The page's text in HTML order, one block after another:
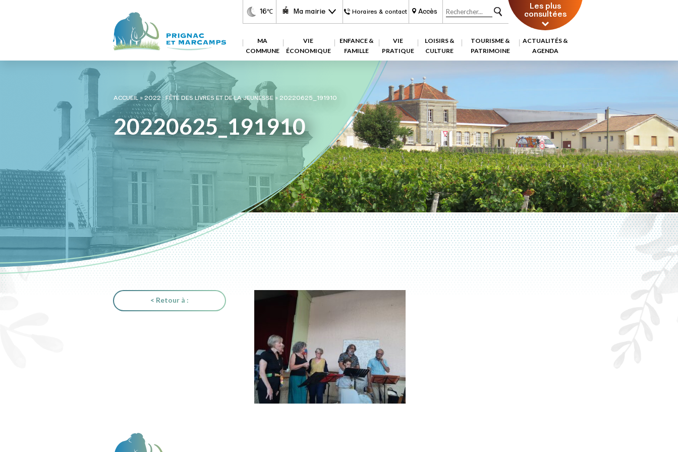
16℃ Ma mairie Horaires & contact Accès Les plus
consultées
MA
COMMUNE
VIE
ÉCONOMIQUE
ENFANCE &
FAMILLE
VIE
PRATIQUE
LOISIRS &
CULTURE
TOURISME &
PATRIMOINE
ACTUALITÉS &
AGENDA
ACCUEIL»2022 : FÊTE DES LIVRES ET DE LA JEUNESSE» 20220625_191910
20220625_191910
< Retour à :